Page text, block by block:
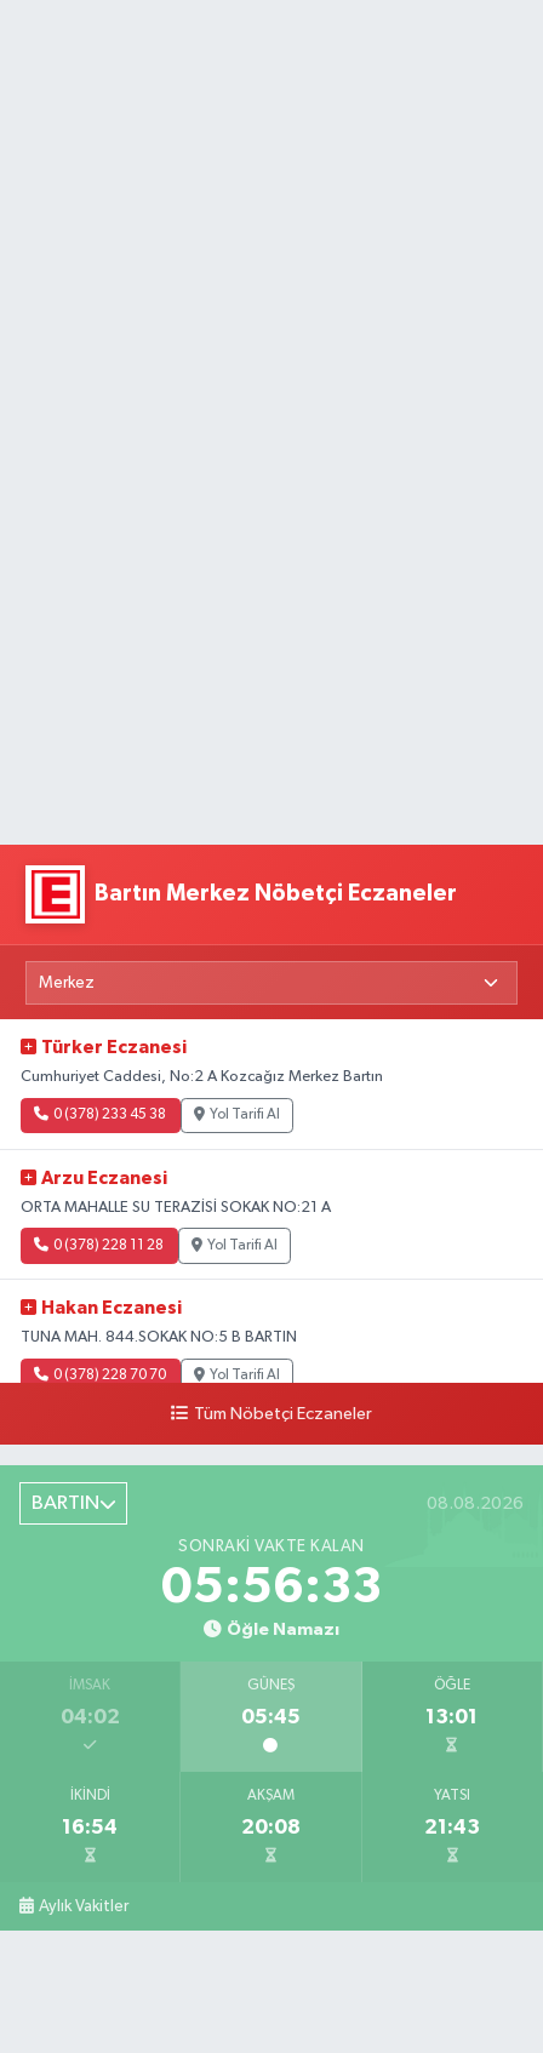
Bartın Merkez Nöbetçi Eczaneler
Türker Eczanesi
Cumhuriyet Caddesi, No:2 A Kozcağız Merkez Bartın
0 (378) 233 45 38 Yol Tarifi Al
Arzu Eczanesi
ORTA MAHALLE SU TERAZİSİ SOKAK NO:21 A
0 (378) 228 11 28 Yol Tarifi Al
Hakan Eczanesi
TUNA MAH. 844.SOKAK NO:5 B BARTIN
0 (378) 228 70 70 Yol Tarifi Al
Tüm Nöbetçi Eczaneler
BARTIN 08.08.2026
SONRAKI VAKTE KALAN
05:56:32
Öğle Namazı
İMSAK
04:02
GÜNEŞ
05:45
ÖĞLE
13:01
İKINDI
16:54
AKŞAM
20:08
YATSI
21:43
Aylık Vakitler